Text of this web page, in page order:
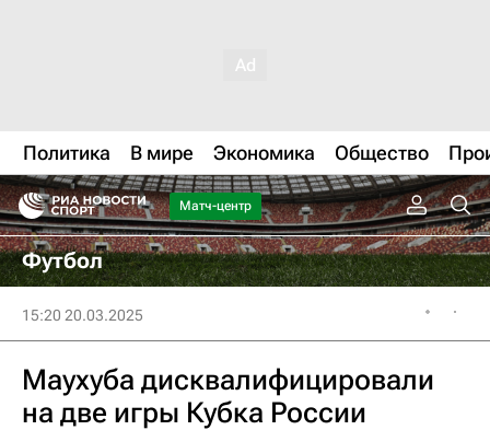
Политика В мире Экономика Общество
Матч-центр
Футбол
15:20 20.03.2025
Маухуба дисквалифицировали
на две игры Кубка России